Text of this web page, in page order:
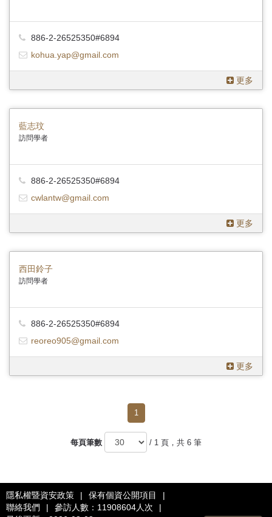
886-2-26525350#6894
kohua.yap@gmail.com
更多
藍志玟
訪問學者
886-2-26525350#6894
cwlantw@gmail.com
更多
西田鈴子
訪問學者
886-2-26525350#6894
reoreo905@gmail.com
更多
1
每頁筆數 / 1 頁，共 6 筆
隱私權暨資安政策 | 保有個資公開項目
|
聯絡我們
| 參訪人數：11908604人次
|